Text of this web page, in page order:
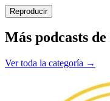
Reproducir
Más podcasts de
Ver toda la categoría →